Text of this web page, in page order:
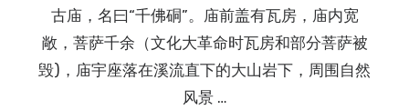
古庙，名曰“千佛硐”。庙前盖有瓦房，庙内宽
敞，菩萨千余（文化大革命时瓦房和部分菩萨被
毁)，庙宇座落在溪流直下的大山岩下，周围自然
风景 …